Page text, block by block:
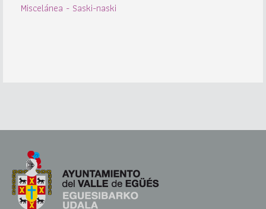
Miscelánea - Saski-naski